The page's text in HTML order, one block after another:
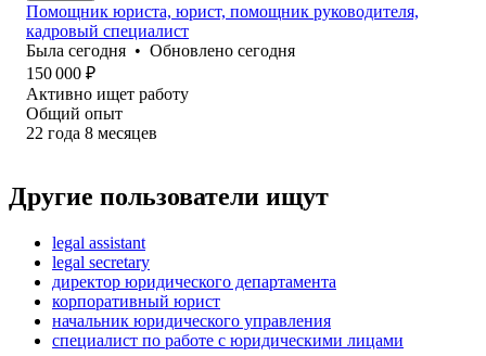
Помощник юриста, юрист, помощник руководителя,
кадровый специалист
Была сегодня • Обновлено сегодня
150 000 ₽
Активно ищет работу
Общий опыт
22 года 8 месяцев
Другие пользователи ищут
legal assistant
legal secretary
директор юридического департамента
корпоративный юрист
начальник юридического управления
специалист по работе с юридическими лицами